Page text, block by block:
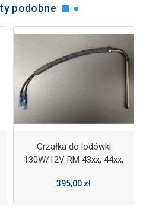
podobne
Grzałka do lodówki
130W/12V RM 43xx, 44xx,
75xx, 84xx, 85xx - Dometic
395,00 zł